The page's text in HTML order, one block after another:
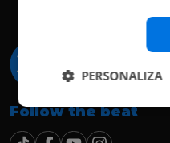
Follow the beat
PERSONALIZA